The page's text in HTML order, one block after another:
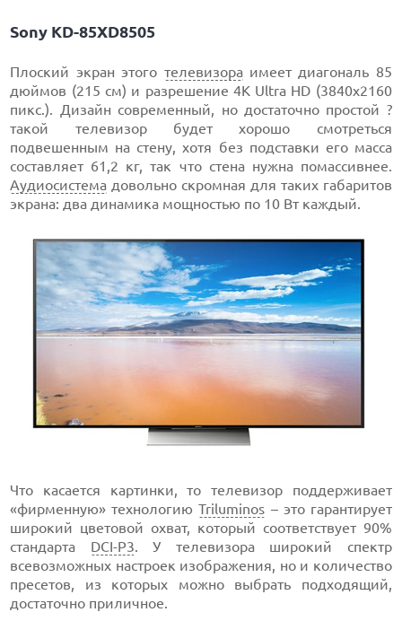
Sony KD-85XD8505
Плоский экран этого телевизораимеет диагональ 85
дюймов (215 см) и разрешение 4К Ultra HD (3840x2160
пикс.). Дизайн современный, но достаточно простой ?
такой телевизор будет хорошо смотреться
подвешенным на стену, хотя без подставки его масса
составляет 61,2 кг, так что стена нужна помассивнее.
Аудиосистема довольно скромная для таких габаритов
экрана: два динамика мощностью по 10 Вт каждый.
Что касается картинки, то телевизор поддерживает
«фирменную» технологиюTriluminos – это гарантирует
широкий цветовой охват, который соответствует 90%
стандарта DCI-P3 . У телевизора широкий спектр
всевозможных настроек изображения, но и количество
пресетов, из которых можно выбрать подходящий,
достаточно приличное.